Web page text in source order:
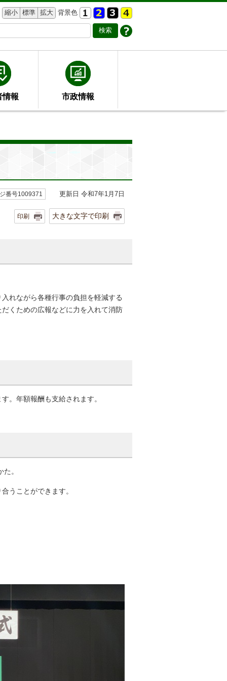
縮小 標準 拡大 背景色
情報 市政情報
番号1009371 更新日 令和7年1月7日
印刷 大きな文字で印刷
れながら各種行事の負担を軽減する
くための広報などに力を入れて消防
。年額報酬も支給されます。
。
うことができます。